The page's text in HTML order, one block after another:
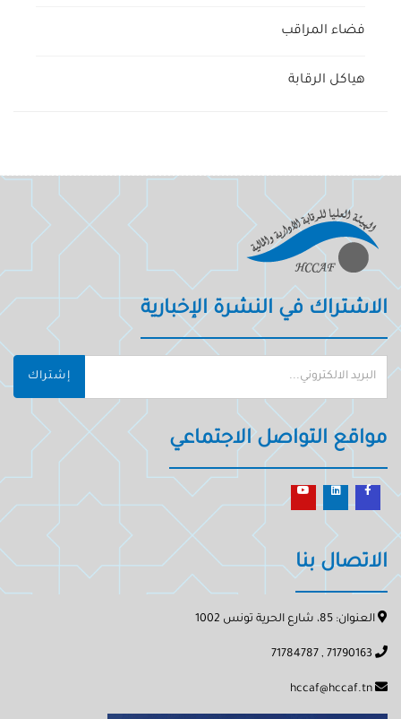
فضاء المراقب
هياكل الرقابة
الاشتراك في النشرة الإخبارية
إشتراك
مواقع التواصل الاجتماعي
الاتصال بنا
العنوان: 85، شارع الحرية تونس 1002